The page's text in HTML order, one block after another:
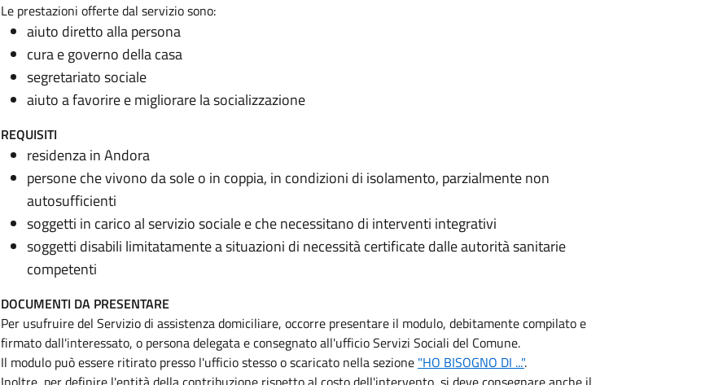
Le prestazioni offerte dal servizio sono:
aiuto diretto alla persona
cura e governo della casa
segretariato sociale
aiuto a favorire e migliorare la socializzazione
REQUISITI
residenza in Andora
persone che vivono da sole o in coppia, in condizioni di isolamento, parzialmente non
autosufficienti
soggetti in carico al servizio sociale e che necessitano di interventi integrativi
soggetti disabili limitatamente a situazioni di necessità certificate dalle autorità sanitarie
competenti
DOCUMENTI DA PRESENTARE
Per usufruire del Servizio di assistenza domiciliare, occorre presentare il modulo, debitamente compilato e
firmato dall'interessato, o persona delegata e consegnato all'ufficio Servizi Sociali del Comune.
Il modulo può essere ritirato presso l'ufficio stesso o scaricato nella sezione "HO BISOGNO DI ...".